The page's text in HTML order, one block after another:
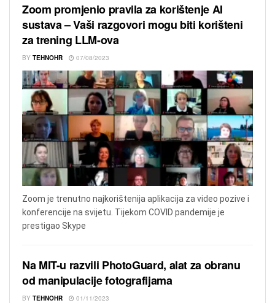
Zoom promjenio pravila za korištenje AI
sustava – Vaši razgovori mogu biti korišteni
za trening LLM-ova
BY TEHNOHR 07/08/2023
Zoom je trenutno najkorištenija aplikacija za video pozive i
konferencije na svijetu. Tijekom COVID pandemije je
prestigao Skype
Na MIT-u razvili PhotoGuard, alat za obranu
od manipulacije fotografijama
BY TEHNOHR 01/11/2023